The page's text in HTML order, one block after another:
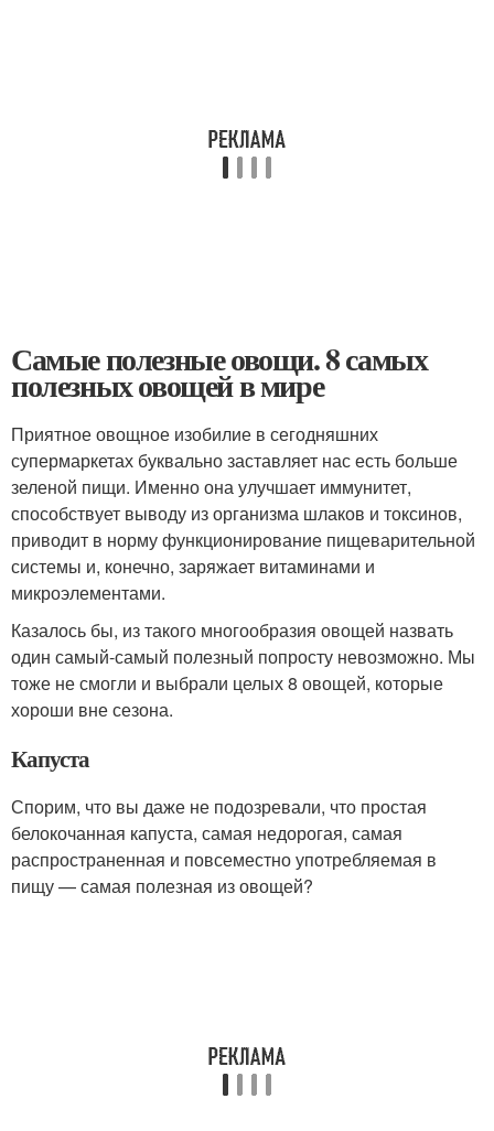
Самые полезные овощи. 8 самых
полезных овощей в мире
Приятное овощное изобилие в сегодняшних
супермаркетах буквально заставляет нас есть больше
зеленой пищи. Именно она улучшает иммунитет,
способствует выводу из организма шлаков и токсинов,
приводит в норму функционирование пищеварительной
системы и, конечно, заряжает витаминами и
микроэлементами.
Казалось бы, из такого многообразия овощей назвать
один самый-самый полезный попросту невозможно. Мы
тоже не смогли и выбрали целых 8 овощей, которые
хороши вне сезона.
Капуста
Спорим, что вы даже не подозревали, что простая
белокочанная капуста, самая недорогая, самая
распространенная и повсеместно употребляемая в
пищу — самая полезная из овощей?